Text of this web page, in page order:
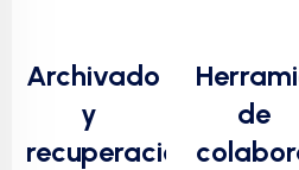
Archivado
y
recuperación
de